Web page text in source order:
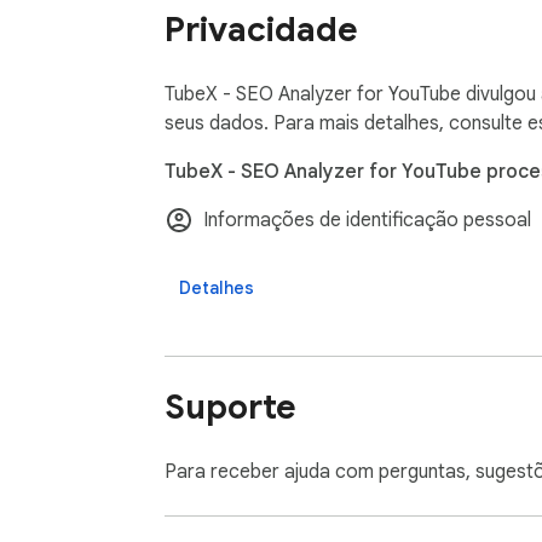
• Análise de performance
🎯 Ideal para
Criadores de conteúdo, gestores de
🔐 Privacidade e segurança
O TubeX utiliza autenticação segura via
Os dados são utilizados exclusivamente
• Google APIs (YouTube Data API)
• Serviços internos para validação de
Nenhum dado pessoal é vendido ou
Privacidade
TubeX - SEO Analyzer for YouTube
seus dados. Para mais detalhes, consulte
TubeX - SEO Analyzer for YouTube
Informações de identificação pessoal
Detalhes
Suporte
Para receber ajuda com perguntas,